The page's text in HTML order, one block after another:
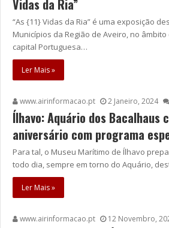
Vidas da Ria”
“As {11} Vidas da Ria” é uma exposição
Municípios da Região de Aveiro, no âmbito
capital Portuguesa…
Ler Mais »
www.airinformacao.pt 2 Janeiro, 2024
Ílhavo: Aquário dos Bacalhaus
aniversário com programa
Para tal, o Museu Marítimo de Ílhavo
todo dia, sempre em torno do Aquário,
Ler Mais »
www.airinformacao.pt 12 Novembro,